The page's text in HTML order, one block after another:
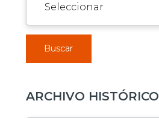
Buscar
ARCHIVO HISTÓRICO